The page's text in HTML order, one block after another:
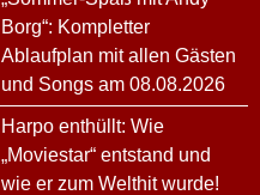
Borg“: Kompletter
Ablaufplan mit allen Gästen
und Songs am 08.08.2026
Harpo enthüllt: Wie
„Moviestar“ entstand und
wie er zum Welthit wurde!